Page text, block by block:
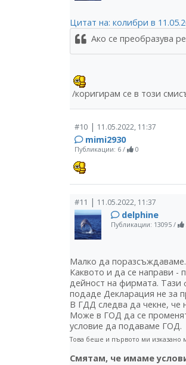
Цитат на: колибри в
Ако се преобразува
/коригирам се в този
#10 | 11.05.2022, 11:37
mimi2930
Публикации: 6 / 0
#11 | 11.05.2022, 11:37
delphine
Публикации: 13095 /
Малко да поразсъждаваме.
Каквото и да се направи -
дейност на фирмата. Тази
подаде Декларация не за
В ГДД следва да чекне, че
Може в ГОД да се
условие да подаваме ГОД.
Това беше и първото ми изказано
Смятам, че имаме